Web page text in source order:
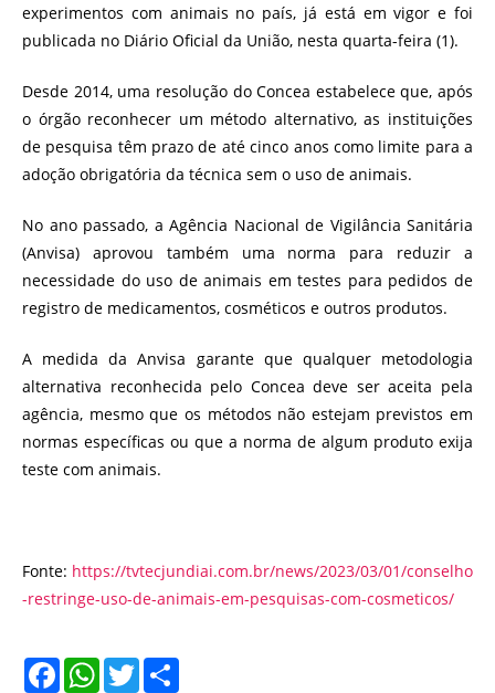
experimentos com animais no país, já está em vigor e foi
publicada no Diário Oficial da União, nesta quarta-feira (1).
Desde 2014, uma resolução do Concea estabelece que, após
o órgão reconhecer um método alternativo, as instituições
de pesquisa têm prazo de até cinco anos como limite para a
adoção obrigatória da técnica sem o uso de animais.
No ano passado, a Agência Nacional de Vigilância Sanitária
(Anvisa) aprovou também uma norma para reduzir a
necessidade do uso de animais em testes para pedidos de
registro de medicamentos, cosméticos e outros produtos.
A medida da Anvisa garante que qualquer metodologia
alternativa reconhecida pelo Concea deve ser aceita pela
agência, mesmo que os métodos não estejam previstos em
normas específicas ou que a norma de algum produto exija
teste com animais.
Fonte: https://tvtecjundiai.com.br/news/2023/03/01/conselho
-restringe-uso-de-animais-em-pesquisas-com-cosmeticos/
F
a
W
h
T
w